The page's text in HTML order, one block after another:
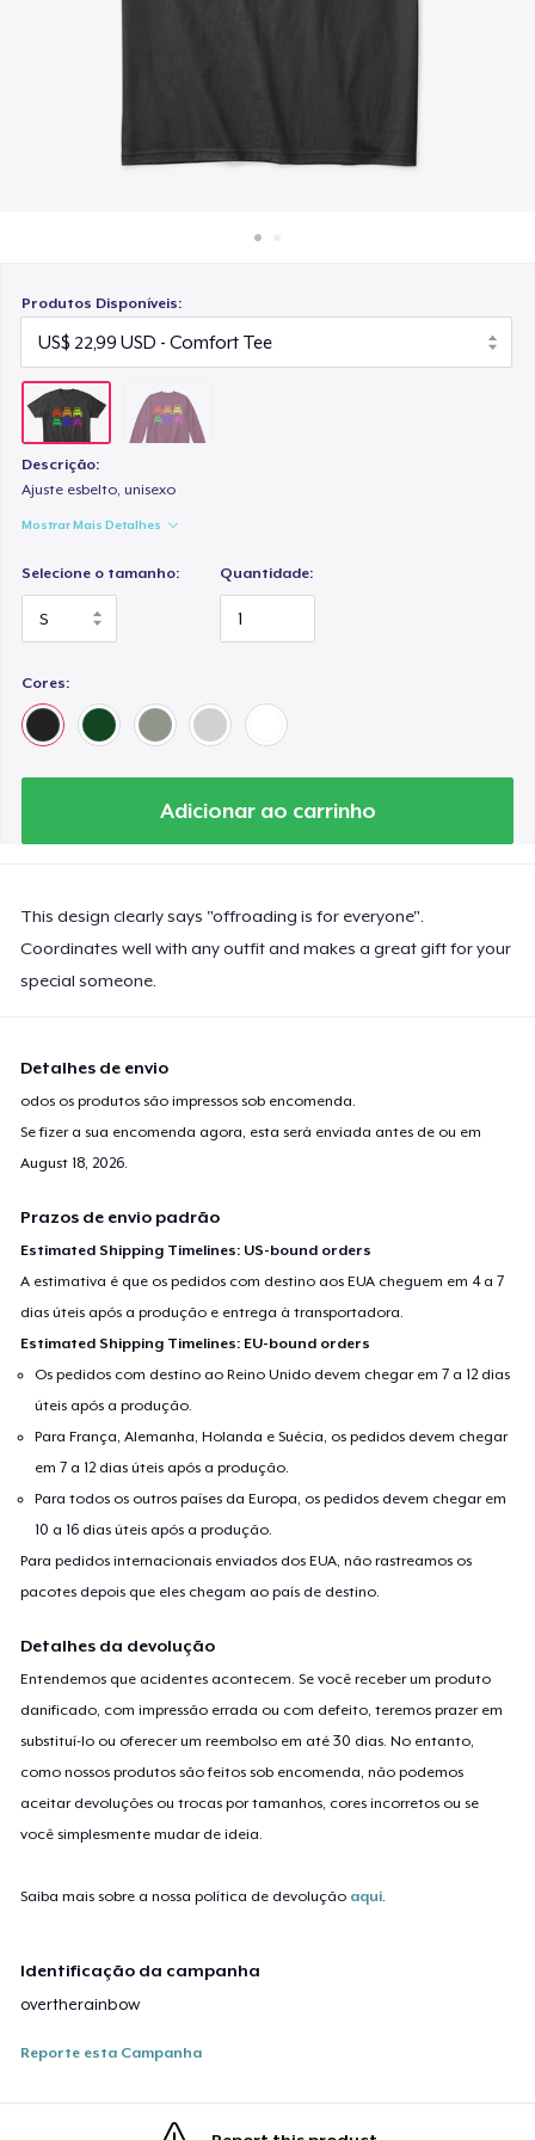
Produtos Disponíveis:
Descrição:
Ajuste esbelto, unisexo
Mostrar Mais Detalhes
Selecione o tamanho: Quantidade:
Cores:
Adicionar ao carrinho
This design clearly says "offroading is for everyone".
Coordinates well with any outfit and makes a great gift for your
special someone.
Detalhes de envio
odos os produtos são impressos sob encomenda.
Se fizer a sua encomenda agora, esta será enviada antes de ou em
August 18, 2026.
Prazos de envio padrão
Estimated Shipping Timelines: US-bound orders
A estimativa é que os pedidos com destino aos EUA cheguem em 4 a 7
dias úteis após a produção e entrega à transportadora.
Estimated Shipping Timelines: EU-bound orders
Os pedidos com destino ao Reino Unido devem chegar em 7 a 12 dias
úteis após a produção.
Para França, Alemanha, Holanda e Suécia, os pedidos devem chegar
em 7 a 12 dias úteis após a produção.
Para todos os outros países da Europa, os pedidos devem chegar em
10 a 16 dias úteis após a produção.
Para pedidos internacionais enviados dos EUA, não rastreamos os
pacotes depois que eles chegam ao país de destino.
Detalhes da devolução
Entendemos que acidentes acontecem. Se você receber um produto
danificado, com impressão errada ou com defeito, teremos prazer em
substituí-lo ou oferecer um reembolso em até 30 dias. No entanto,
como nossos produtos são feitos sob encomenda, não podemos
aceitar devoluções ou trocas por tamanhos, cores incorretos ou se
você simplesmente mudar de ideia.
Saiba mais sobre a nossa política de devolução aqui.
Identificação da campanha
overtherainbow
Reporte esta Campanha